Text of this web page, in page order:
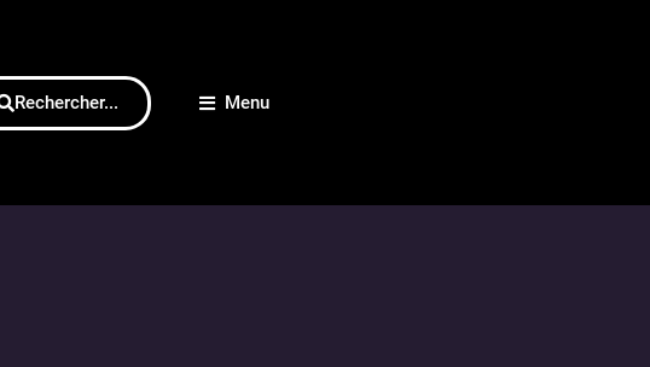
Rechercher... Menu